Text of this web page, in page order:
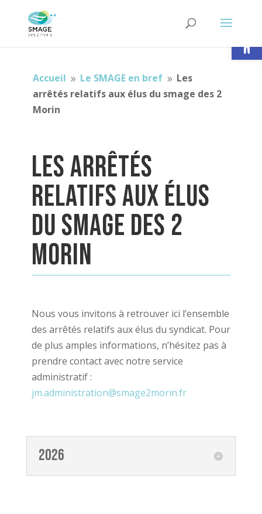
Accueil 9 Le SMAGE en bref 9 Les
arrêtés relatifs aux élus du smage des 2
Morin
Les arrêtés
relatifs aux élus
du SMAGE des 2
Morin
Nous vous invitons à retrouver ici l’ensemble
des arrêtés relatifs aux élus du syndicat. Pour
de plus amples informations, n’hésitez pas à
prendre contact avec notre service
administratif :
jm.administration@smage2morin.fr
2026